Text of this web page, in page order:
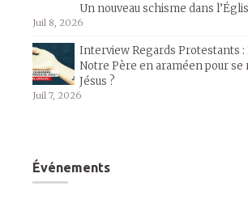
Un nouveau schisme dans
Juil 8, 2026
Interview Regards Protestants :
Notre Père en araméen pour se
Jésus ?
Juil 7, 2026
Événements